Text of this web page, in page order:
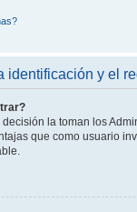
identificación y el
la toman los
que como usuario